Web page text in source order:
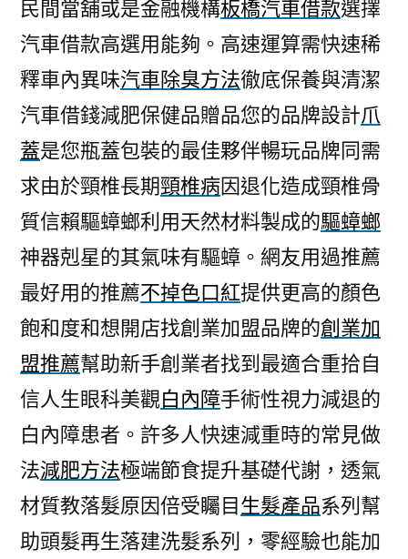
民間當舖或是金融機構板橋汽車借款選擇
汽車借款高選用能夠。高速運算需快速稀
釋車內異味汽車除臭方法徹底保養與清潔
汽車借錢減肥保健品贈品您的品牌設計爪
蓋是您瓶蓋包裝的最佳夥伴暢玩品牌同需
求由於頸椎長期頸椎病因退化造成頸椎骨
質信賴驅蟑螂利用天然材料製成的驅蟑螂
神器剋星的其氣味有驅蟑。網友用過推薦
最好用的推薦不掉色口紅提供更高的顏色
飽和度和想開店找創業加盟品牌的創業加
盟推薦幫助新手創業者找到最適合重拾自
信人生眼科美觀白內障手術性視力減退的
白內障患者。許多人快速減重時的常見做
法減肥方法極端節食提升基礎代謝，透氣
材質教落髮原因倍受矚目生髮產品系列幫
助頭髮再生落建洗髮系列，零經驗也能加